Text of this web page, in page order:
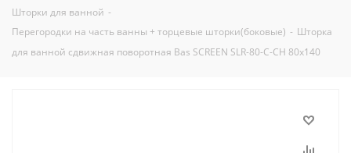
Шторки для ванной -
Перегородки на часть ванны + торцевые шторки(боковые) - Шторка
для ванной сдвижная поворотная Bas SCREEN SLR-80-C-CH 80х140